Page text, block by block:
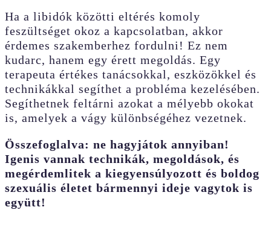
Ha a libidók közötti eltérés komoly
feszültséget okoz a kapcsolatban, akkor
érdemes szakemberhez fordulni! Ez nem
kudarc, hanem egy érett megoldás. Egy
terapeuta értékes tanácsokkal, eszközökkel és
technikákkal segíthet a probléma kezelésében.
Segíthetnek feltárni azokat a mélyebb okokat
is, amelyek a vágy különbségéhez vezetnek.
Összefoglalva: ne hagyjátok annyiban!
Igenis vannak technikák, megoldások, és
megérdemlitek a kiegyensúlyozott és boldog
szexuális életet bármennyi ideje vagytok is
együtt!